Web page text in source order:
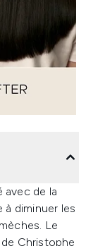
avec de la
à diminuer les
Le
Christophe